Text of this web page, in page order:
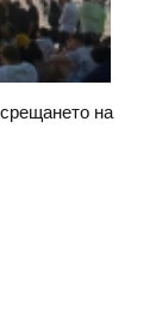
на